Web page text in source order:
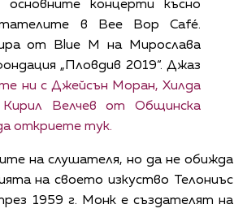
основните концерти късно
в Bee Bop Café.
от Blue M на Мирослава
„Пловдив 2019“. Джаз
ни с Джейсън Моран, Хилда
Кирил Велчев от Общинска
откриете тук.
на слушателя, но да не обижда
на своето изкуство Телониъс
1959 г. Монк е създателят на